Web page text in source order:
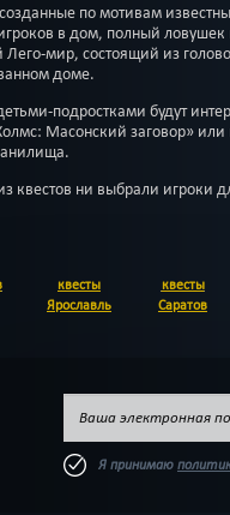
по мотивам
в дом, полный
Лего-мир, состоящий из
доме.
подростками будут
Масонский заговор»
квестов ни выбрали игроки
квесты
Ярославль
квесты
Саратов
Я принимаю